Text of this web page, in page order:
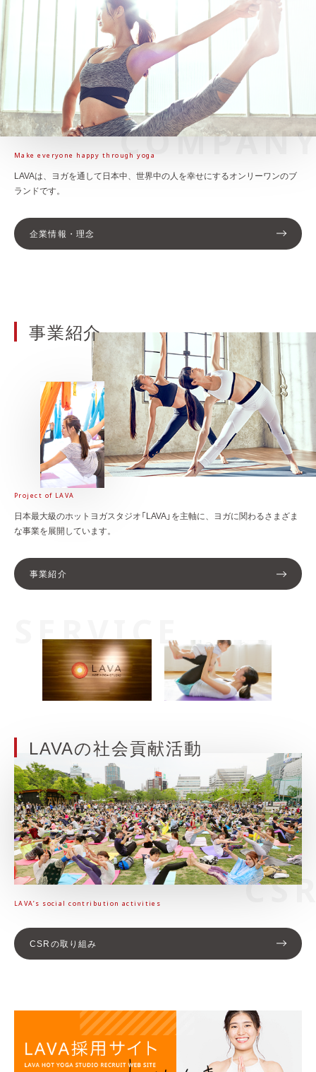
Make everyone happy through yoga
LAVAは、ヨガを通して日本中、世界中の人を幸せにするオンリーワンのブ
ランドです。
企業情報・理念
事業紹介
SERVICE
Project of LAVA
日本最大級のホットヨガスタジオ「LAVA」を主軸に、 ヨガに関わるさまざま
な事業を展開しています。
事業紹介
LAVAの社会貢献活動
LAVA’s social contribution activities
CSRの取り組み